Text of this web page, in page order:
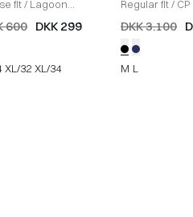
fit/ Lagoon
/ OLIVE
600 DKK 299
XL/32 XL/34
Regular fit/
Jakke
SORT
DKK 3.100
M L